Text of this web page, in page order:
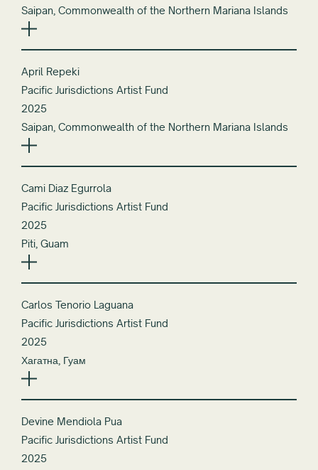
Saipan, Commonwealth of the Northern Mariana Islands
April Repeki
Pacific Jurisdictions Artist Fund
2025
Saipan, Commonwealth of the Northern Mariana Islands
Cami Diaz Egurrola
Pacific Jurisdictions Artist Fund
2025
Piti, Guam
Carlos Tenorio Laguana
Pacific Jurisdictions Artist Fund
2025
Хагатна, Гуам
Devine Mendiola Pua
Pacific Jurisdictions Artist Fund
2025